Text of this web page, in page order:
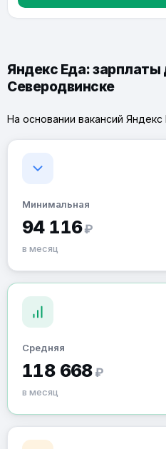
Яндекс Еда: зарплаты
Северодвинске
На основании вакансий Яндекс
Минимальная
94 116₽
в месяц
Средняя
118 668 ₽
в месяц